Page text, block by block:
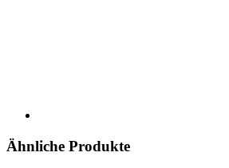
Ähnliche Produkte